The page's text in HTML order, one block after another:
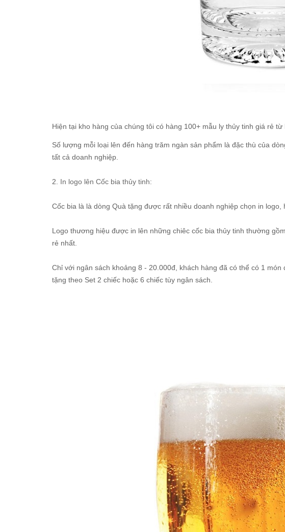
Hiện tại kho hàng của chúng tôi có hàng 100+ mẫu ly thủy tinh giá rẻ
Số lượng mỗi loại lên đến hàng trăm ngàn sản phẩm là đặc thù của
tất cả doanh nghiệp.
2. In logo lên Cốc bia thủy tinh:
Cốc bia là là dòng Quà tặng được rất nhiều doanh nghiệp chọn in
Logo thương hiệu được in lên những chiêc cốc bia thủy tinh thường
rẻ nhất.
Chỉ với ngân sách khoảng 8 - 20.000đ, khách hàng đã có thể có 1
tặng theo Set 2 chiếc hoặc 6 chiếc tùy ngân sách.